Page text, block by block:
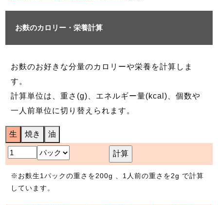
お麩のカロリー・栄養計算
お麩のお好きな分量のカロリーや栄養を計算しま
す。
計算単位は、重さ(g)、エネルギー量(kcal)、個数や
一人前単位に切り替えられます。
生 焼き 油
計算
※お麩生1パックの重さを200g 、1人前の重さを2g で計算
しています。